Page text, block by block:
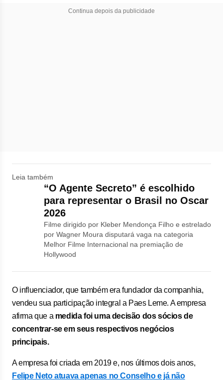
Continua depois da publicidade
Leia também
“O Agente Secreto” é escolhido
para representar o Brasil no Oscar
2026
Filme dirigido por Kleber Mendonça Filho e estrelado
por Wagner Moura disputará vaga na categoria
Melhor Filme Internacional na premiação de
Hollywood
O influenciador, que também era fundador da companhia,
vendeu sua participação integral a Paes Leme. A empresa
afirma que a medida foi uma decisão dos sócios de
concentrar-se em seus respectivos negócios
principais.
A empresa foi criada em 2019 e, nos últimos dois anos,
Felipe Neto atuava apenas no Conselho e já não